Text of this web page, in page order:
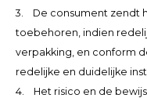
3. De consument zendt
toebehoren, indien
verpakking, en conform
redelijke en duidelijke
4. Het risico en de